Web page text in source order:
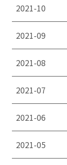
2021-10
2021-09
2021-08
2021-07
2021-06
2021-05